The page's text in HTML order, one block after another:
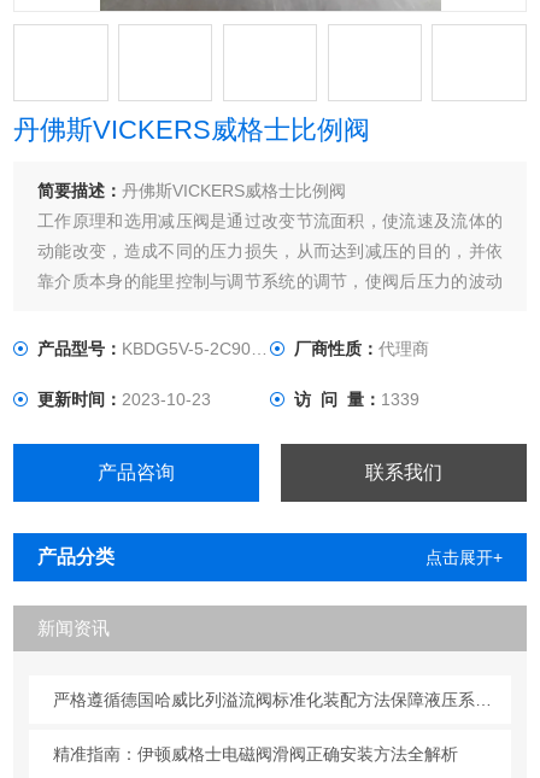
丹佛斯VICKERS威格士比例阀
简要描述：丹佛斯VICKERS威格士比例阀
工作原理和选用减压阀是通过改变节流面积，使流速及流体的
动能改变，造成不同的压力损失，从而达到减压的目的，并依
靠介质本身的能里控制与调节系统的调节，使阀后压力的波动
自动阀门。
产品型号： KBDG5V-5-2C90N-X-T-M1-PE7 厂商性质： 代理商
更新时间：2023-10-23 访 问 量： 1339
产品咨询 联系我们
产品分类 点击展开+
新闻资讯
严格遵循德国哈威比列溢流阀标准化装配方法保障液压系统压力调控精准可靠
精准指南：伊顿威格士电磁阀滑阀正确安装方法全解析